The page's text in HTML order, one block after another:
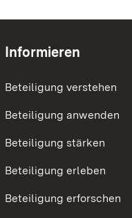
Informieren
Beteiligung verstehen
Beteiligung anwenden
Beteiligung stärken
Beteiligung erleben
Beteiligung erforschen